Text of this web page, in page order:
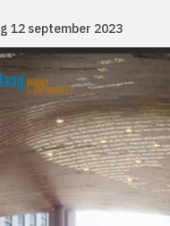
12 september 2023